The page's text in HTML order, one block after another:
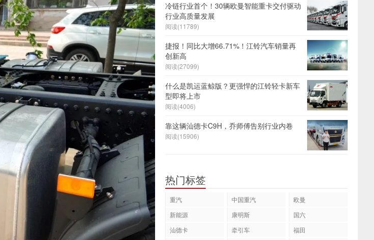
冷链行业首个！30辆欧曼智能重卡交付驱动
行业高质量发展
阅读(11789)
捷报！同比大增66.71%！江铃汽车销量再
创新高
阅读(27099)
什么是凯运蓝鲸版？更强悍的江铃轻卡新车
型即将上市
阅读(4006)
靠这辆汕德卡C9H，乔师傅告别行业内卷
阅读(15906)
热门标签
重汽 中国重汽
欧曼
新能源
康明斯
国六
汕德卡
牵引车
福田